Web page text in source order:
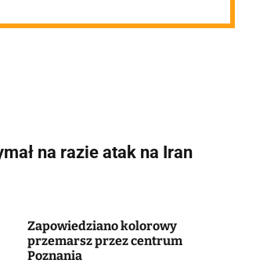
na razie atak na Iran
Zapowiedziano kolorowy
przemarsz przez centrum
Poznania